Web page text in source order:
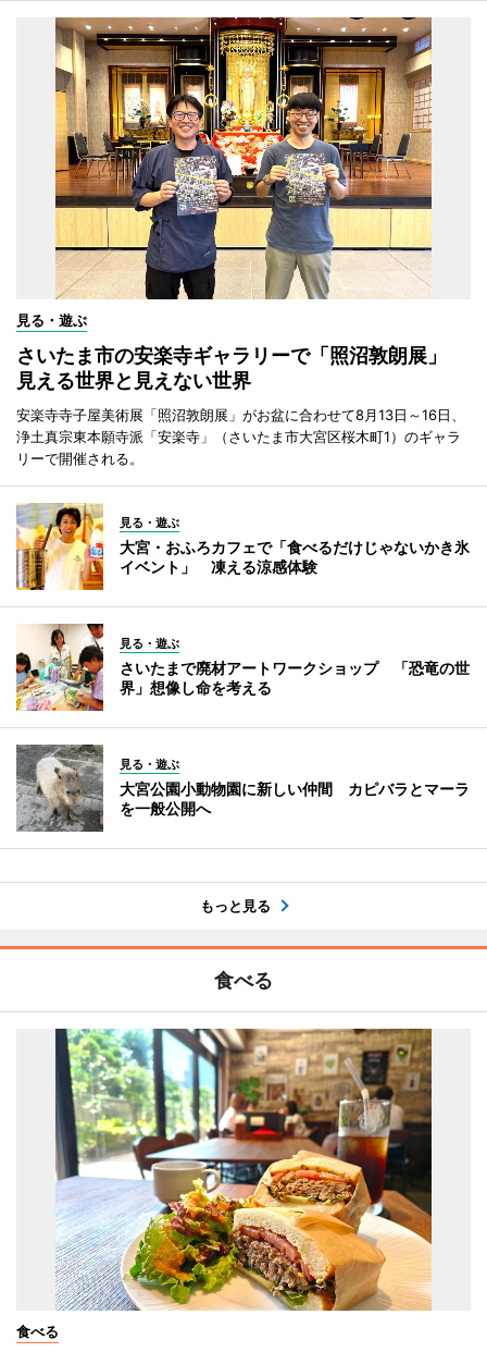
見る・遊ぶ
さいたま市の安楽寺ギャラリーで「照沼敦朗展」
見える世界と見えない世界
安楽寺寺子屋美術展「照沼敦朗展」がお盆に合わせて8月13日～16日、
浄土真宗東本願寺派「安楽寺」（さいたま市大宮区桜木町1）のギャラ
リーで開催される。
見る・遊ぶ
大宮・おふろカフェで「食べるだけじゃないかき氷
イベント」 凍える涼感体験
見る・遊ぶ
さいたまで廃材アートワークショップ 「恐竜の世
界」想像し命を考える
見る・遊ぶ
大宮公園小動物園に新しい仲間 カピバラとマーラ
を一般公開へ
もっと見る
食べる
食べる